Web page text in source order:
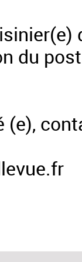
du
(e),